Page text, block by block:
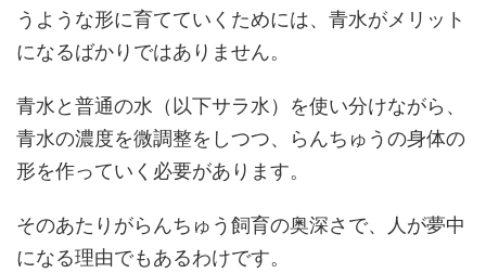
うような形に育てていくためには、青水がメリット
になるばかりではありません。
青水と普通の水（以下サラ水）を使い分けながら、
青水の濃度を微調整をしつつ、らんちゅうの身体の
形を作っていく必要があります。
そのあたりがらんちゅう飼育の奥深さで、人が夢中
になる理由でもあるわけです。